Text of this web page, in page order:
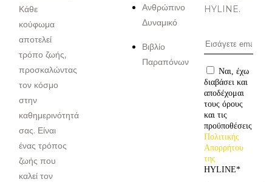
Κάθε
κούφωμα
αποτελεί
τρόπο ζωής,
προσκαλώντας
τον κόσμο
στην
καθημερινότητά
σας. Είναι
ένας τρόπος
ζωής που
καλεί τον
Ανθρώπινο
Δυναμικό
Βιβλίο
Παραπόνων
HYLINE.
Ναι, έχω
διαβάσει και
αποδέχομαι
τους όρους
και τις
προϋποθέσεις
Πολιτικής
Απορρήτου
της
HYLINE*